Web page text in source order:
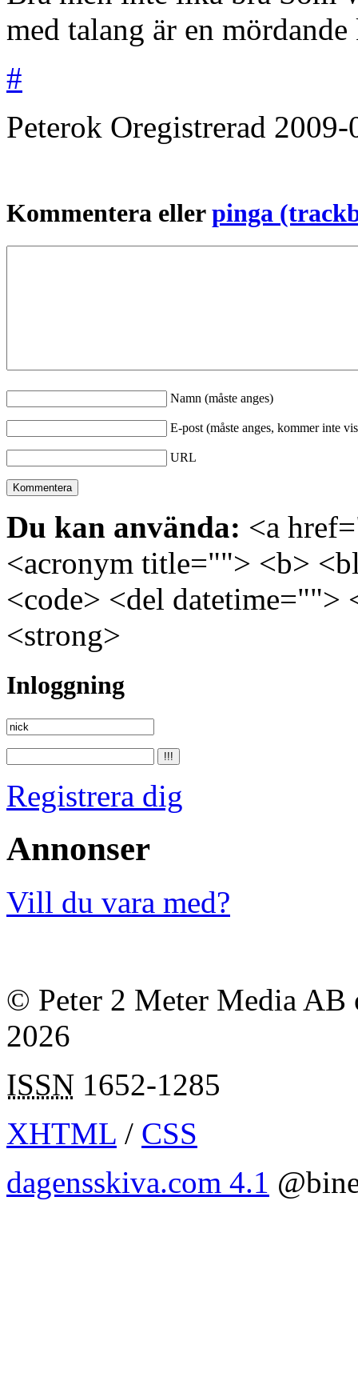
med talang är en
#
Peterok Oregistrerad 2009-
Kommentera ellerpinga
Namn (måste anges)
E-post (måste anges, kommer inte
URL
Du kan använda: <a
<acronym title=""> <b>
<code> <del
<strong>
Inloggning
Registrera dig
Annonser
Vill du vara med?
© Peter 2 Meter Media AB
2026
ISSN 1652-1285
XHTML / CSS
dagensskiva.com 4.1